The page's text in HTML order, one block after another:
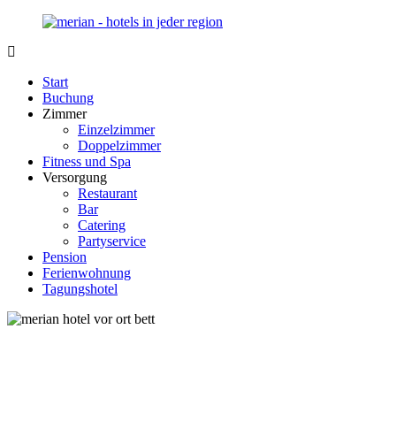
Zurück
Inhalt
Hotel.de
Portal
Hotels,
Unterkunft
Reisen
Deutschland
Start
Buchung
Zimmer
Einzelzimmer
Doppelzimmer
Fitness und Spa
Versorgung
Restaurant
Bar
Catering
Partyservice
Pension
Ferienwohnung
Tagungshotel